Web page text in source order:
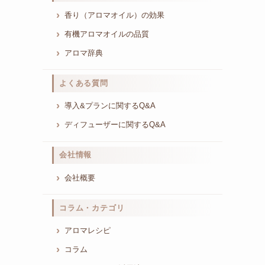
香り（アロマオイル）の効果
有機アロマオイルの品質
アロマ辞典
よくある質問
導入&プランに関するQ&A
ディフューザーに関するQ&A
会社情報
会社概要
コラム・カテゴリ
アロマレシピ
コラム